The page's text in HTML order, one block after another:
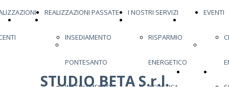
REALIZZAZIONI PASSATE
INSEDIAMENTO
PONTESANTO
I NOSTRI SERVIZI
RISPARMIO
ENERGETICO
EVENTI
STUDIO BETA S.r.l.